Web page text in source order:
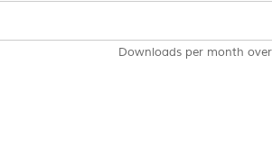
Downloads per month